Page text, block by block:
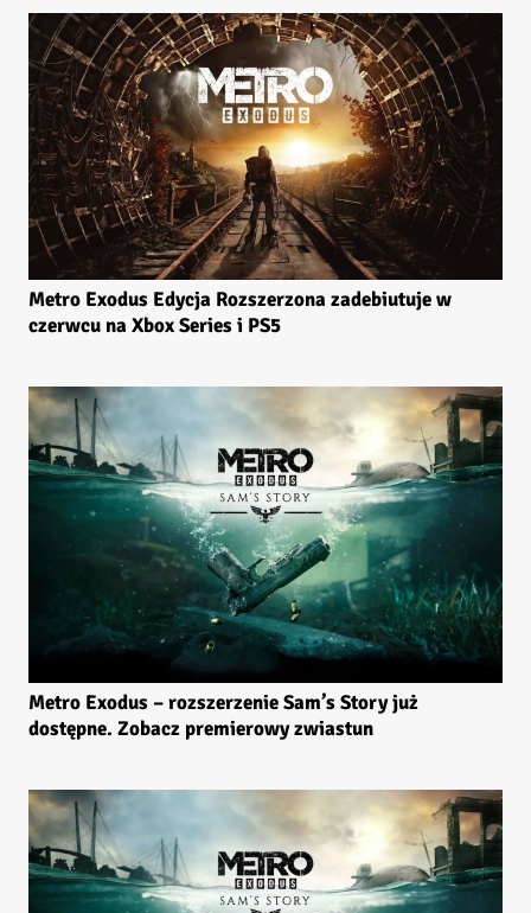
Metro Exodus Edycja Rozszerzona zadebiutuje w
czerwcu na Xbox Series i PS5
Metro Exodus – rozszerzenie Sam’s Story już
dostępne. Zobacz premierowy zwiastun